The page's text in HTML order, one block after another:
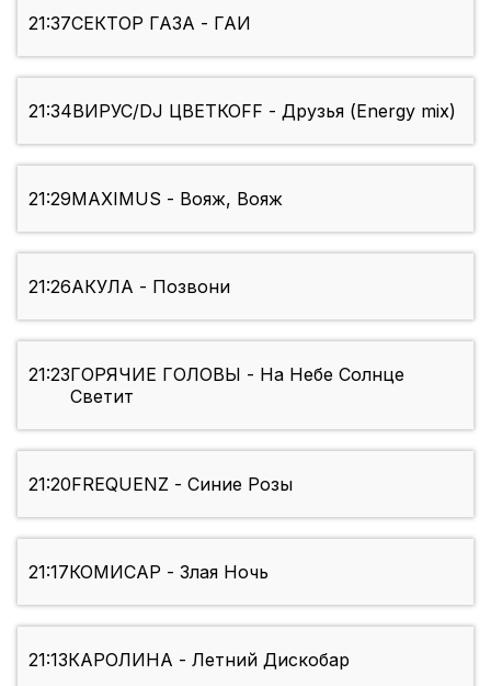
21:37СЕКТОР ГАЗА - ГАИ
21:34ВИРУС/DJ ЦВЕТКОFF - Друзья (Energy mix)
21:29MAXIMUS - Вояж, Вояж
21:26АКУЛА - Позвони
21:23ГОРЯЧИЕ ГОЛОВЫ - На Небе Солнце
Светит
21:20FREQUENZ - Синие Розы
21:17КОМИСАР - Злая Ночь
21:13КАРОЛИНА - Летний Дискобар